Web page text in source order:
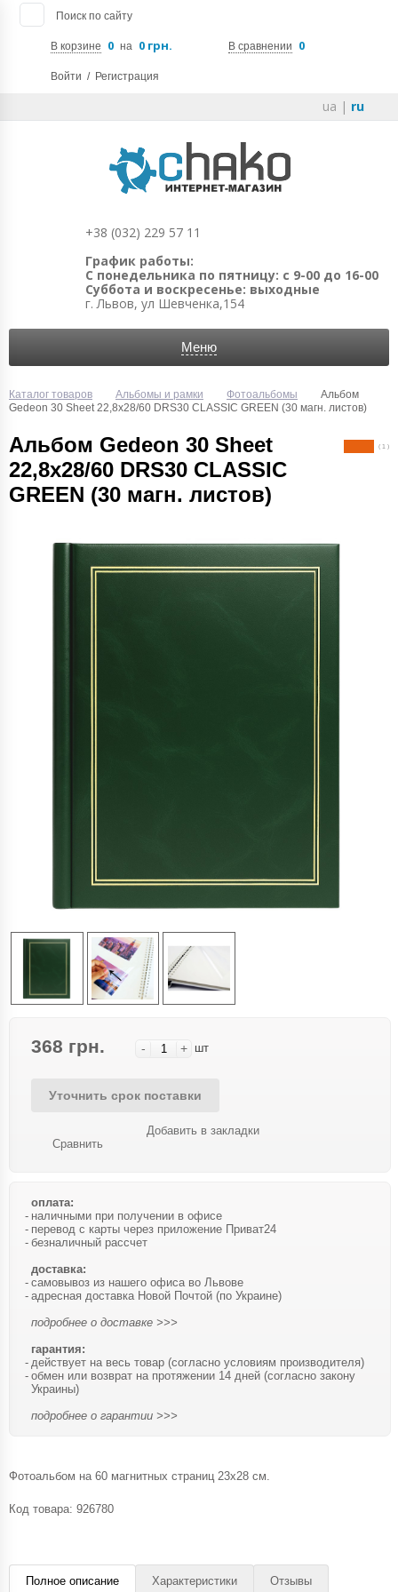
Поиск по сайту
В корзине 0 на 0 грн. В сравнении 0
Войти / Регистрация
ua | ru
+38 (032) 229 57 11
График работы:
С понедельника по пятницу: с 9-00 до 16-00
Суббота и воскресенье: выходные
г. Львов, ул Шевченка,154
Меню
Каталог товаров Альбомы и рамки Фотоальбомы
Альбом
Gedeon 30 Sheet 22,8x28/60 DRS30 CLASSIC GREEN (30 магн. листов)
Альбом Gedeon 30 Sheet
22,8x28/60 DRS30 CLASSIC
GREEN (30 магн. листов)
( 1 )
368 грн. - + шт
Уточнить срок поставки
Сравнить
Добавить в закладки
оплата:
наличными при получении в офисе
перевод с карты через приложение Приват24
безналичный рассчет
доставка:
самовывоз из нашего офиса во Львове
адресная доставка Новой Почтой (по Украине)
подробнее о доставке >>>
гарантия:
действует на весь товар (согласно условиям производителя)
обмен или возврат на протяжении 14 дней (согласно закону
Украины)
подробнее о гарантии >>>
Фотоальбом на 60 магнитных страниц 23х28 см.
Код товара: 926780
Полное описание Характеристики Отзывы